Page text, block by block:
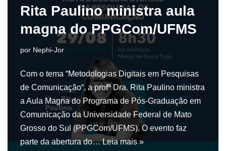
Rita Paulino ministra aula
magna do PPGCom/UFMS
por Nephi-Jor
Com o tema “Metodologias Digitais em Pesquisas
de Comunicação“, a profª Dra. Rita Paulino ministra
a Aula Magna do Programa de Pós-Graduação em
Comunicação da Universidade Federal de Mato
Grosso do Sul (PPGCom/UFMS). O evento faz
parte da abertura do…Leia mais »